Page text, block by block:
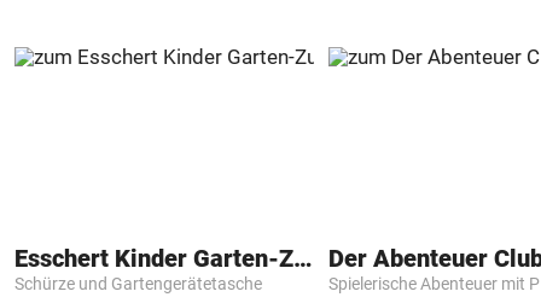
Esschert Kinder Garten-Zubehör
Schürze und Gartengerätetasche
Der Abenteuer
Spielerische Abenteuer mit